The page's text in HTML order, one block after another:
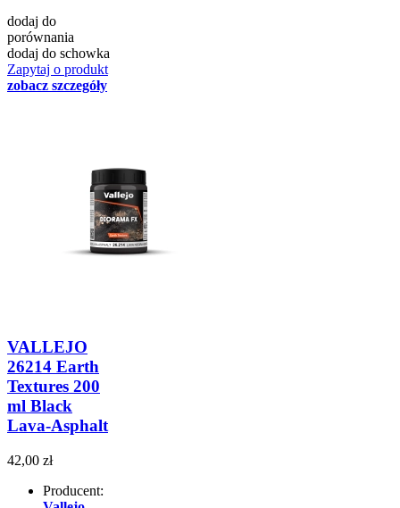
dodaj do
porównania
dodaj do schowka
Zapytaj o produkt
zobacz szczegóły
VALLEJO
26214 Earth
Textures 200
ml Black
Lava-Asphalt
42,00 zł
Producent: